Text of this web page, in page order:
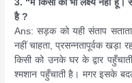
3. “मै किसी का भी लक्ष्य नहीं
है ?
Ans: सड़क को यही संताप
नहीं चाहता, प्रसन्नतापूर्वक खड़ा
किसी को उनके घर के द्वार
श्मशान पहुँचाती है। मगर इसके